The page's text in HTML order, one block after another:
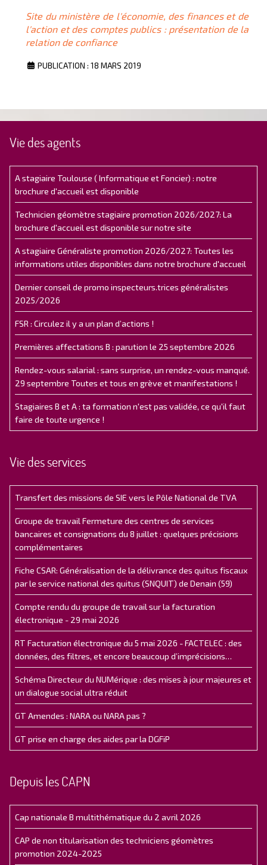
Site du ministère de l'économie, des finances et de
l'action et des comptes publics : présentation de la
relation de confiance
PUBLICATION : 18 MARS 2019
Vie des agents
A stagiaire Toulouse ( Informatique et Foncier) : notre
brochure d'accueil est disponible
Technicien géomètre stagiaire promotion 2026/2027: La
brochure d'accueil est disponible sur notre site
A stagiaire Généraliste promotion 2026/2027: Toutes les
informations utiles disponibles dans notre brochure d'accueil
Dernier conseil de promo inspecteurs.trices généralistes
2025/2026
FSR : Circulez il y a un plan d’actions !
Premières affectations B : parution le 25 septembre 2026
Rendez-vous salarial : sans surprise, un rendez-vous manqué.
29 septembre Toutes et tous en grève et manifestations !
Stagiaires B et A : ta formation n'est pas validée, ce qu'il faut
faire de toute urgence !
Vie des services
Transfert des missions de SIE vers le Pôle National de TVA
Groupe de travail Fermeture des centres de services
bancaires et consignations du 8 juillet : quelques précisions
complémentaires
Fiche CSAR: Généralisation de la délivrance des quitus fiscaux
par le service national des quitus (SNQUIT) de Denain (59)
Compte rendu du groupe de travail sur la facturation
électronique - 29 mai 2026
RT Facturation électronique du 5 mai 2026 - FACTELEC : des
données, des filtres, et encore beaucoup d’imprécisions…
Schéma Directeur du NUMérique : des mises à jour majeures et
un dialogue social ultra réduit
GT Amendes : NARA ou NARA pas ?
GT prise en charge des aides par la DGFiP
Depuis les CAPN
Cap nationale B multithématique du 2 avril 2026
CAP de non titularisation des techniciens géomètres
promotion 2024-2025